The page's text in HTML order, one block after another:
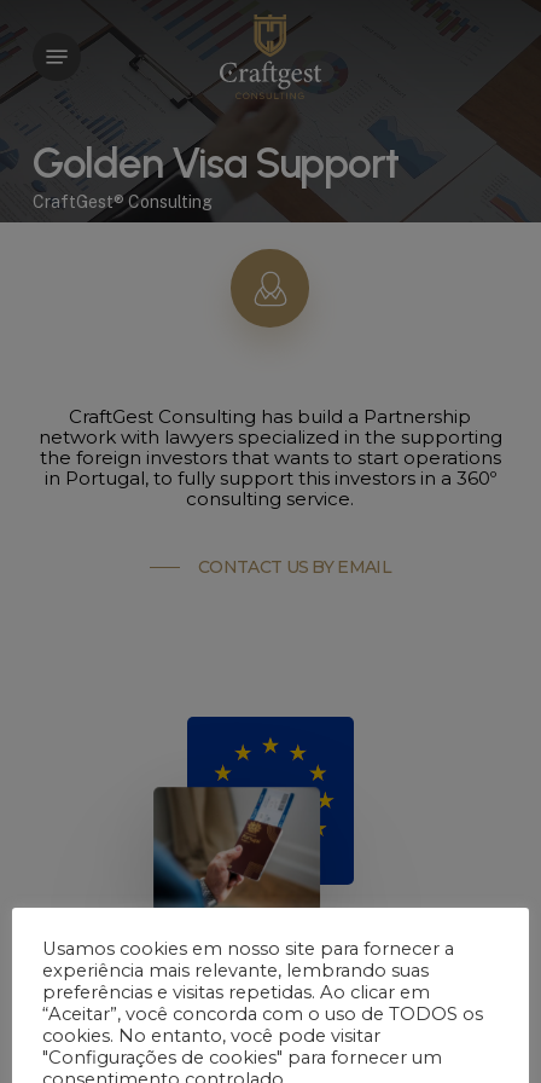
content
Menu
Golden Visa Support
CraftGest® Consulting
CraftGest Consulting has build a Partnership
network with lawyers specialized in the supporting
the foreign investors that wants to start operations
in Portugal, to fully support this investors in a 360º
consulting service.
CONTACT US BY EMAIL
Usamos cookies em nosso site para fornecer a
experiência mais relevante, lembrando suas
preferências e visitas repetidas. Ao clicar em
“Aceitar”, você concorda com o uso de TODOS os
cookies. No entanto, você pode visitar
"Configurações de cookies" para fornecer um